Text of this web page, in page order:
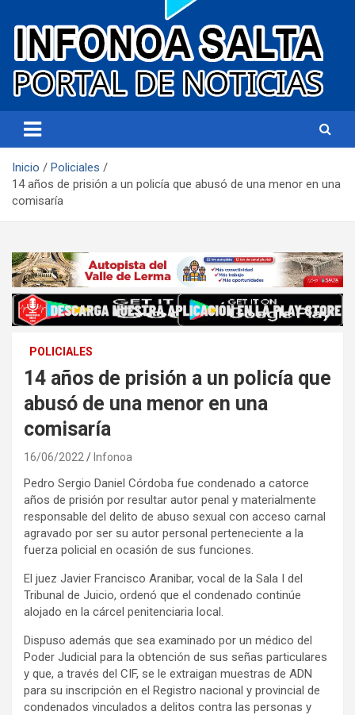
Infonoa Salta
Inicio
Policiales
14 años de prisión a un policía que abusó de una menor en una
comisaría
POLICIALES
14 años de prisión a un policía que
abusó de una menor en una
comisaría
16/06/2022 Infonoa
Pedro Sergio Daniel Córdoba fue condenado a catorce
años de prisión por resultar autor penal y materialmente
responsable del delito de abuso sexual con acceso carnal
agravado por ser su autor personal perteneciente a la
fuerza policial en ocasión de sus funciones.
El juez Javier Francisco Aranibar, vocal de la Sala I del
Tribunal de Juicio, ordenó que el condenado continúe
alojado en la cárcel penitenciaria local.
Dispuso además que sea examinado por un médico del
Poder Judicial para la obtención de sus señas particulares
y que, a través del CIF, se le extraigan muestras de ADN
para su inscripción en el Registro nacional y provincial de
condenados vinculados a delitos contra las personas y